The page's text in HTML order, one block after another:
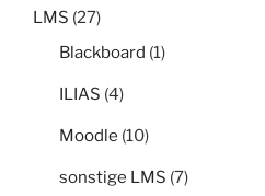
LMS (27)
Blackboard (1)
ILIAS (4)
Moodle (10)
sonstige LMS (7)